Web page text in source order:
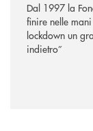
Dal 1997 la
finire nelle
lockdown un
indietro”